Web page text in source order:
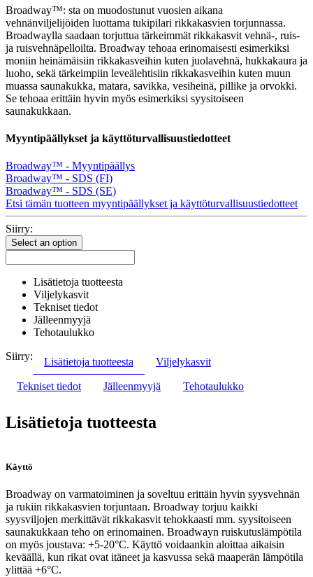
Broadway™: sta on muodostunut vuosien aikana
vehnänviljelijöiden luottama tukipilari rikkakasvien torjunnassa.
Broadwaylla saadaan torjuttua tärkeimmät rikkakasvit vehnä-, ruis-
ja ruisvehnäpelloilta. Broadway tehoaa erinomaisesti esimerkiksi
moniin heinämäisiin rikkakasveihin kuten juolavehnä, hukkakaura ja
luoho, sekä tärkeimpiin leveälehtisiin rikkakasveihin kuten muun
muassa saunakukka, matara, savikka, vesiheinä, pillike ja orvokki.
Se tehoaa erittäin hyvin myös esimerkiksi syysitoiseen
saunakukkaan.
Myyntipäällykset ja käyttöturvallisuustiedotteet
Broadway™ - Myyntipäällys
Broadway™ - SDS (FI)
Broadway™ - SDS (SE)
Etsi tämän tuotteen myyntipäällykset ja käyttöturvallisuustiedotteet
Siirry:
Select an option
Lisätietoja tuotteesta
Viljelykasvit
Tekniset tiedot
Jälleenmyyjä
Tehotaulukko
Siirry:
Lisätietoja tuotteesta Viljelykasvit
Tekniset tiedot Jälleenmyyjä Tehotaulukko
Lisätietoja tuotteesta
Käyttö
Broadway on varmatoiminen ja soveltuu erittäin hyvin syysvehnän
ja rukiin rikkakasvien torjuntaan. Broadway torjuu kaikki
syysviljojen merkittävät rikkakasvit tehokkaasti mm. syysitoiseen
saunakukkaan teho on erinomainen. Broadwayn ruiskutuslämpötila
on myös joustava: +5-20°C. Käyttö voidaankin aloittaa aikaisin
keväällä, kun rikat ovat itäneet ja kasvussa sekä maaperän lämpötila
ylittää +6°C.